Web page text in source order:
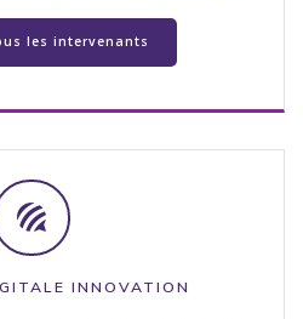
les intervenants
INNOVATION